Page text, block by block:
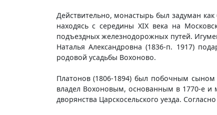
Действительно, монастырь был задуман
находясь с середины XIX века на
подъездных железнодорожных путей.
Наталья Александровна (1836-п. 1917)
родовой усадьбы Вохоново.
Платонов (1806-1894) был побочным сыном
владел Вохоновым, основанным в 1770-е и
дворянства Царскосельского уезда.